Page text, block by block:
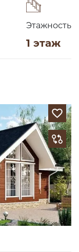
Этажность
1 этаж